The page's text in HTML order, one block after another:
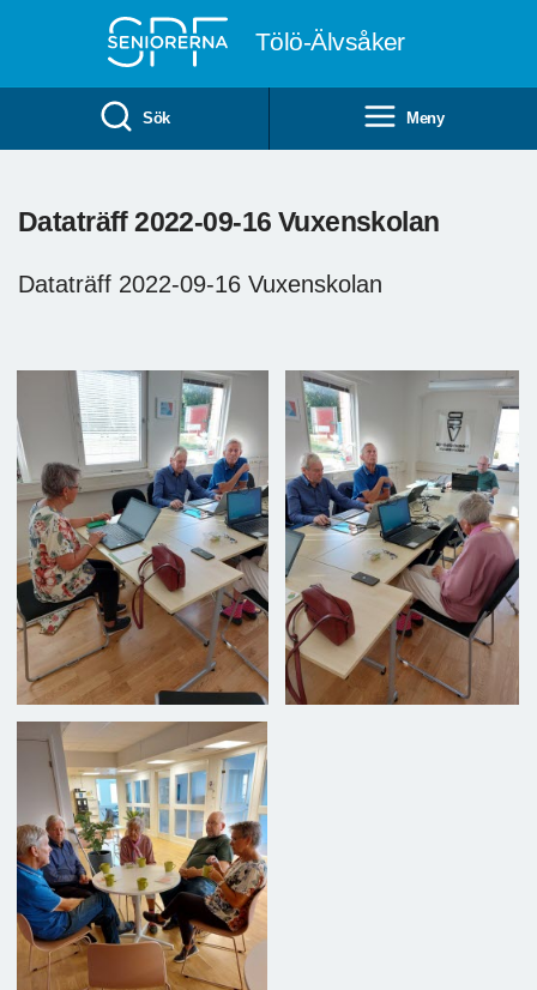
Tölö-Älvsåker
Sök Meny
Dataträff 2022-09-16 Vuxenskolan
Dataträff 2022-09-16 Vuxenskolan